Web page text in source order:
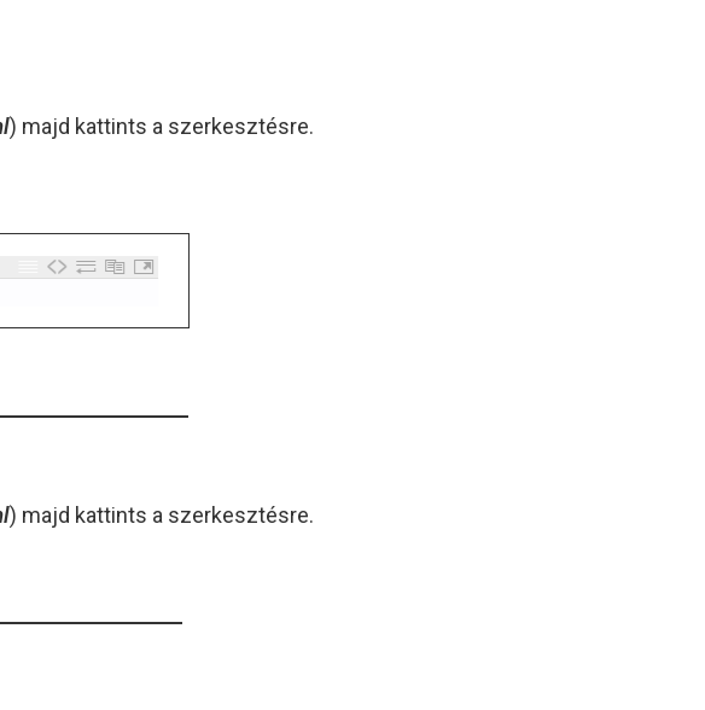
) majd kattints a szerkesztésre.
) majd kattints a szerkesztésre.